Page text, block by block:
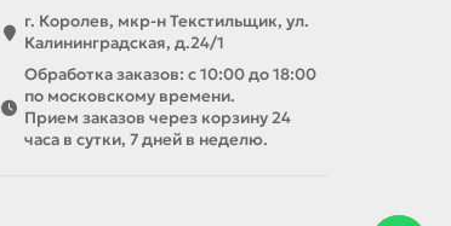
г. Королев, мкр-н Текстильщик, ул.
Калининградская, д.24/1
Обработка заказов: с 10:00 до 18:00
по московскому времени.
Прием заказов через корзину 24
часа в сутки, 7 дней в неделю.